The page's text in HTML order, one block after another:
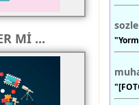
Mİ ...